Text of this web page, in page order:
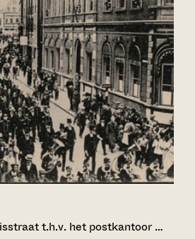
t.h.v. het postkantoor …